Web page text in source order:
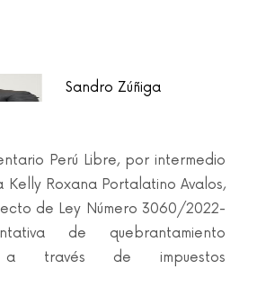
Sandro Zúñiga
Perú Libre, por intermedio
Kelly Roxana Portalatino Avalos,
de Ley Número 3060/2022-
de quebrantamiento
a través de impuestos